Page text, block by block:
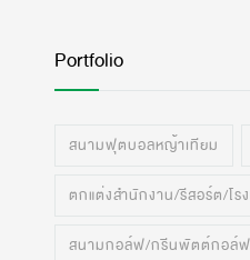
Portfolio
สนามฟุตบอลหญ้าเทียม
ตกแต่งสำนักงาน/รีสอร์ต/โร
สนามกอล์ฟ/กรีนพัตต์กอล์ฟ